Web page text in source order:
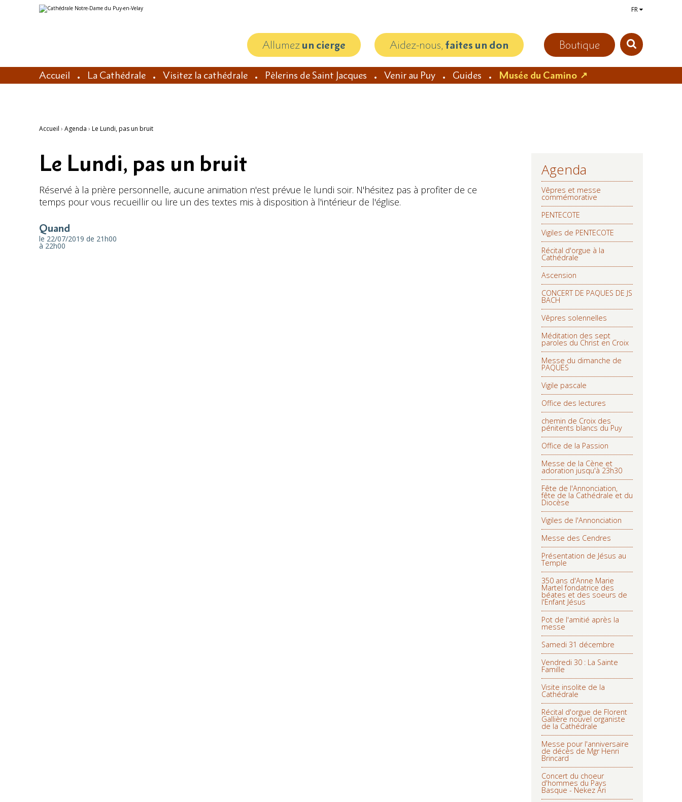
Aller
au
Outils
personnels
FR
Boutique
Allumezun cierge Aidez-nous, faites un don
Accueil La Cathédrale Visitez la cathédrale Pèlerins de Saint Jacques Venir au Puy Guides Musée du Camino
Accueil › Agenda › Le Lundi, pas un bruit
NAVIGATION
Agenda
Vêpres et messe
commémorative
PENTECOTE
Vigiles de PENTECOTE
Récital d'orgue à la
Cathédrale
Ascension
CONCERT DE PAQUES DE JS
BACH
Vêpres solennelles
Méditation des sept
paroles du Christ en Croix
Messe du dimanche de
PAQUES
Vigile pascale
Office des lectures
chemin de Croix des
pénitents blancs du Puy
Office de la Passion
Messe de la Cène et
adoration jusqu'à 23h30
Fête de l'Annonciation,
fête de la Cathédrale et du
Diocèse
Vigiles de l'Annonciation
Messe des Cendres
Présentation de Jésus au
Temple
350 ans d'Anne Marie
Martel fondatrice des
béates et des soeurs de
l'Enfant Jésus
Pot de l'amitié après la
messe
Samedi 31 décembre
Vendredi 30 : La Sainte
Famille
Visite insolite de la
Cathédrale
Récital d'orgue de Florent
Gallière nouvel organiste
de la Cathédrale
Messe pour l'anniversaire
de décès de Mgr Henri
Brincard
Concert du choeur
d'hommes du Pays
Basque - Nekez Ari
Le Lundi, pas un bruit
Réservé à la prière personnelle, aucune animation n'est prévue le lundi soir. N'hésitez pas à profiter de ce
temps pour vous recueillir ou lire un des textes mis à disposition à l'intérieur de l'église.
Quand
le 22/07/2019 de 21h00
à 22h00